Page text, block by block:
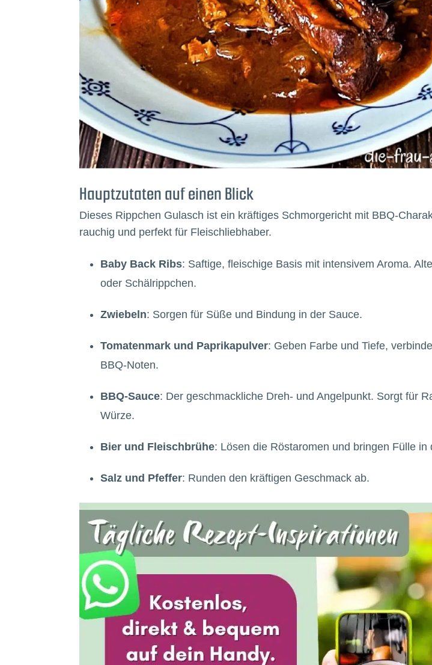
Hauptzutaten auf einen Blick
Dieses Rippchen Gulasch ist ein kräftiges Schmorgericht mit BBQ-
rauchig und perfekt für Fleischliebhaber.
Baby Back Ribs: Saftige, fleischige Basis mit intensivem Aroma.
oder Schälrippchen.
Zwiebeln: Sorgen für Süße und Bindung in der Sauce.
Tomatenmark und Paprikapulver: Geben Farbe und Tiefe,
BBQ-Noten.
BBQ-Sauce: Der geschmackliche Dreh- und Angelpunkt. Sorgt für
Würze.
Bier und Fleischbrühe: Lösen die Röstaromen und bringen Fülle in
Salz und Pfeffer: Runden den kräftigen Geschmack ab.